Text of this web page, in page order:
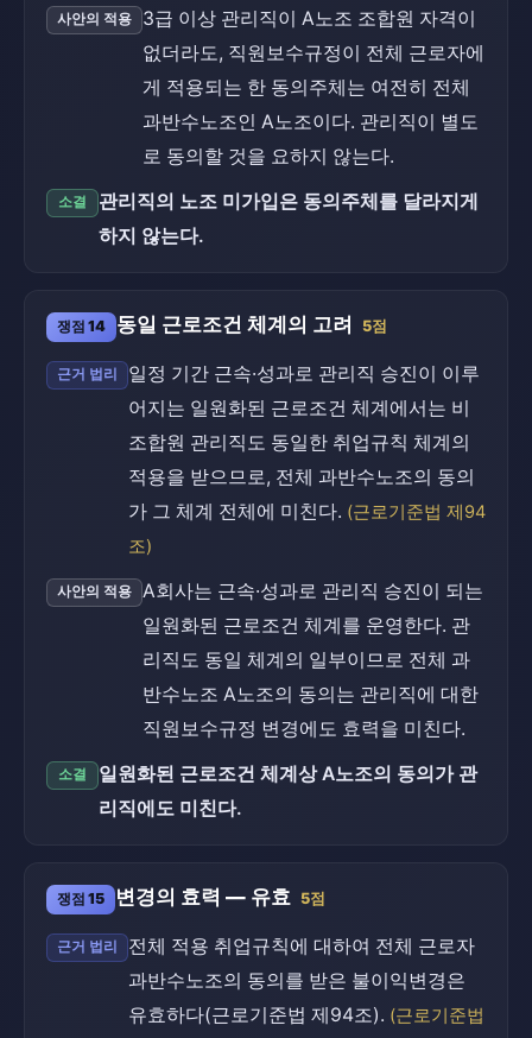
사안의 적용
3급 이상 관리직이 A노조 조합원 자격이
없더라도, 직원보수규정이 전체 근로자에
게 적용되는 한 동의주체는 여전히 전체
과반수노조인 A노조이다. 관리직이 별도
로 동의할 것을 요하지 않는다.
소결
관리직의 노조 미가입은 동의주체를 달라지게
하지 않는다.
쟁점 14 동일 근로조건 체계의 고려 5점
근거 법리
일정 기간 근속·성과로 관리직 승진이 이루
어지는 일원화된 근로조건 체계에서는 비
조합원 관리직도 동일한 취업규칙 체계의
적용을 받으므로, 전체 과반수노조의 동의
가 그 체계 전체에 미친다. (근로기준법 제94
조)
사안의 적용
A회사는 근속·성과로 관리직 승진이 되는
일원화된 근로조건 체계를 운영한다. 관
리직도 동일 체계의 일부이므로 전체 과
반수노조 A노조의 동의는 관리직에 대한
직원보수규정 변경에도 효력을 미친다.
소결
일원화된 근로조건 체계상 A노조의 동의가 관
리직에도 미친다.
쟁점 15 변경의 효력 — 유효 5점
근거 법리
전체 적용 취업규칙에 대하여 전체 근로자
과반수노조의 동의를 받은 불이익변경은
유효하다(근로기준법 제94조). (근로기준법